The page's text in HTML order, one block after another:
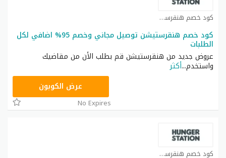
كود خصم هنقرستيشن كوبون
كود خصم هنقرستيشن توصيل مجاني وخصم 95% اضافي لكل
الطلبات
عروض جديد من هنقرستيشن قم بطلب الأن من مقاضيك
واستخدم...أكثر
عرض الكوبون
No Expires
كود خصم هنقرستيشن كوبون